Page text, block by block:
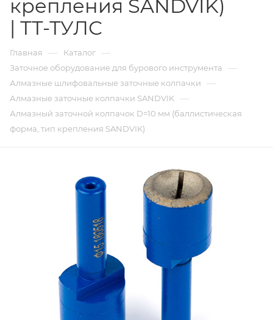
крепления SANDVIK)
| ТТ-ТУЛС
Главная — Каталог —
Заточное оборудование для бурового инструмента —
Алмазные шлифовальные заточные колпачки —
Алмазные заточные колпачки SANDVIK —
Алмазный заточной колпачок D=10 мм (баллистическая
форма, тип крепления SANDVIK)